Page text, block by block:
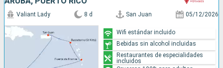
Valiant Lady 8 d San Juan 05/12/2026
Wifi estándar incluido
Bebidas sin alcohol incluidas
Restaurantes de especialidades
incluidos